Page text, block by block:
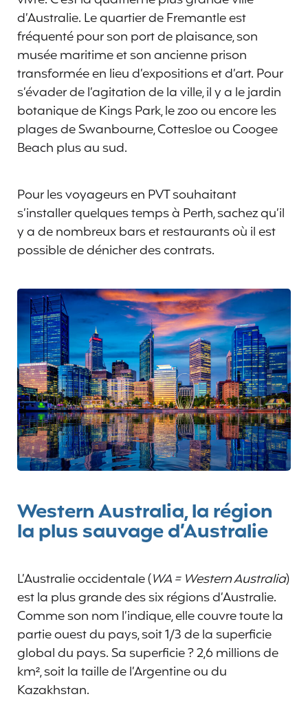
d’Australie. Le quartier de Fremantle est
fréquenté pour son port de plaisance, son
musée maritime et son ancienne prison
transformée en lieu d’expositions et d’art. Pour
s’évader de l’agitation de la ville, il y a le jardin
botanique de Kings Park, le zoo ou encore les
plages de Swanbourne, Cottesloe ou Coogee
Beach plus au sud.
Pour les voyageurs en PVT souhaitant
s’installer quelques temps à Perth, sachez qu’il
y a de nombreux bars et restaurants où il est
possible de dénicher des contrats.
Western Australia, la région
la plus sauvage d’Australie
L’Australie occidentale (WA = Western Australia)
est la plus grande des six régions d’Australie.
Comme son nom l’indique, elle couvre toute la
partie ouest du pays, soit 1/3 de la superficie
global du pays. Sa superficie ? 2,6 millions de
km², soit la taille de l’Argentine ou du
Kazakhstan.